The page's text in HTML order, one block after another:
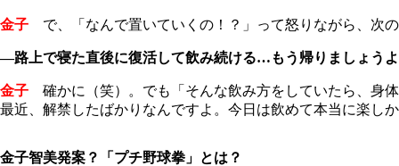
金子 で、「なんで置いていくの！？」って怒りながら、次
―路上で寝た直後に復活して飲み続ける…もう帰りましょう
金子 確かに（笑）。でも「そんな飲み方をしていたら、身
最近、解禁したばかりなんですよ。今日は飲めて本当に楽し
金子智美発案？「プチ野球拳」とは？